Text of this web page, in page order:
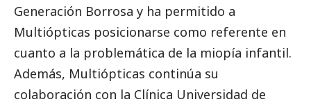
Generación Borrosa y ha permitido a
Multiópticas posicionarse como referente en
cuanto a la problemática de la miopía infantil.
Además, Multiópticas continúa su
colaboración con la Clínica Universidad de